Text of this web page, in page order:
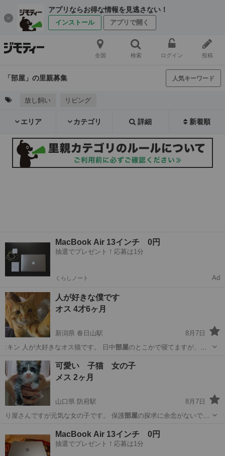
アプリならお得な情報を見逃さない！
インストール アプリで開く
全国 検索 ログイン 投稿
「部屋」の里親募集 人気キーワード
放し飼い リビング
エリア カテゴリ 詳細 新着順
MacBook Air 13インチ 0円
抽選でプレゼント！応募は1分
くらしノート Ad
人が好きな僕です
オス 4才6ヶ月
新潟県 春日山駅
8月7日
:キン 人が大好きなオス猫です。 日中部屋のとこかで寝てますが、人
新潟 上越市 春日山駅 猫 とこ
可愛い 子猫 女の子
メス 2ヶ月
山口県 防府駅
8月7日
り屋さんですが元気な女の子です。 保護部屋の探求に余念がないで
MacBook Air 13インチ 0円
抽選でプレゼント！応募は1分